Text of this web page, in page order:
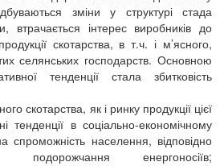
зміни у структурі стада
втрачається інтерес виробників до
скотарства, в т.ч. і м’ясного,
селянських господарств. Основною
тенденції стала збитковість
скотарства, як і ринку продукції цієї
тенденції в соціально-економічному
спроможність населення, відповідно
енергоносіїв;